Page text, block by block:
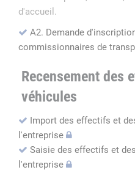
d'accueil.
A2. Demande
commissionnaires de
Recensement des
véhicules
Import des effectifs et
l'entreprise
Saisie des effectifs et
l'entreprise